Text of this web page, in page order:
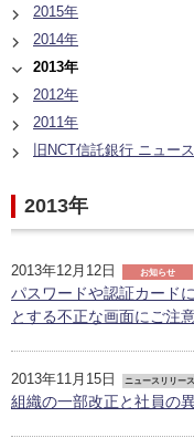
2015年
2014年
2013年
2012年
2011年
旧NCT信託銀行 ニュー
2013年
2013年12月12日 お知らせ
パスワードや認証カード
とする不正な画面にご注
2013年11月15日 ニュースリリース
組織の一部改正と社員の